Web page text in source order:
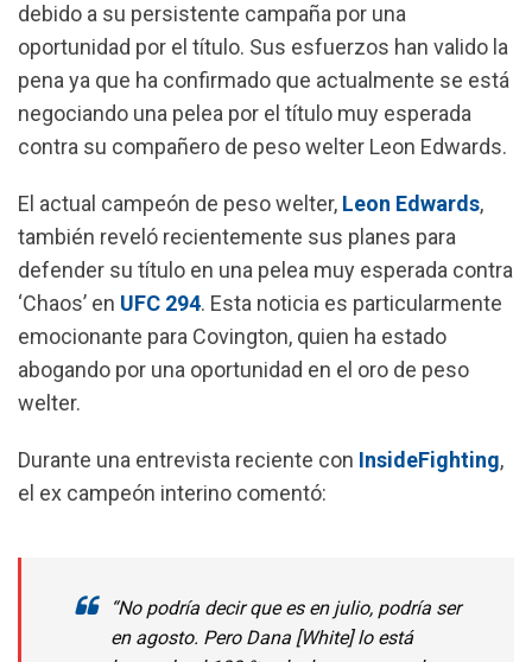
b
o
o
k
s
A
p
p
g
r
a
m
l
debido a su persistente campaña por una
oportunidad por el título. Sus esfuerzos han valido la
pena ya que ha confirmado que actualmente se está
negociando una pelea por el título muy esperada
contra su compañero de peso welter Leon Edwards.
El actual campeón de peso welter, Leon Edwards,
también reveló recientemente sus planes para
defender su título en una pelea muy esperada contra
‘Chaos’ en UFC 294. Esta noticia es particularmente
emocionante para Covington, quien ha estado
abogando por una oportunidad en el oro de peso
welter.
Durante una entrevista reciente con InsideFighting,
el ex campeón interino comentó:
“No podría decir que es en julio, podría ser
en agosto. Pero Dana [White] lo está